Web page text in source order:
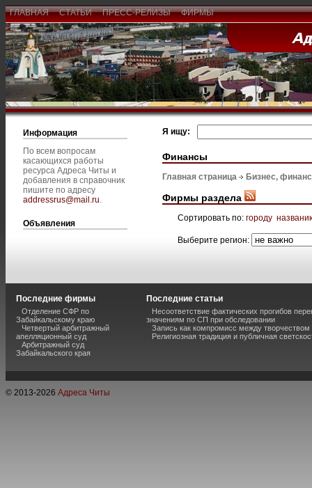
ГЛАВНАЯ СТАТЬИ ПРЕСС-РЕЛИЗЫ ФИРМЫ
Информация
По всем вопросам
касающихся работы
ресурса Адреса Читы и
добавления в справочник
пишите по адресу
addressrus@mail.ru.
Объявления
Я ищу:
Финансы
Главная страница Бизнес,
Фирмы раздела
Сортировать по: городу
Выберите регион:
Последние фирмы
Отделение СФР по
Забайкальскому краю
Четвертый арбитражный
апелляционный суд
Арбитражный суд
Забайкальского края
Последние статьи
Несоответствие фактических прогибов
значениям по СП при обследовании
Запись как компромисс между
Религиозная традиция и публичная
© 2013-2026 Адреса Читы